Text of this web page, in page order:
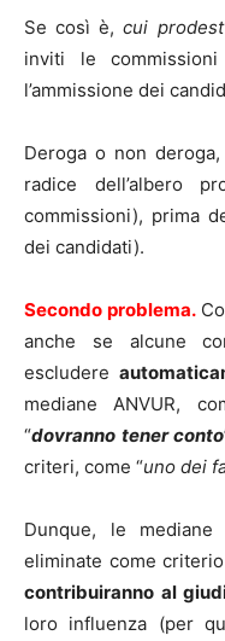
Se così è,cui prodest
inviti le
l’ammissione dei
Deroga o non
radice dell’albero
commissioni), prima
dei candidati).
Secondo problema.
anche se alcune
escludere
mediane ANVUR,
“dovranno tener conto
criteri, come “uno dei
Dunque, le
eliminate come
contribuiranno al
loro influenza (per